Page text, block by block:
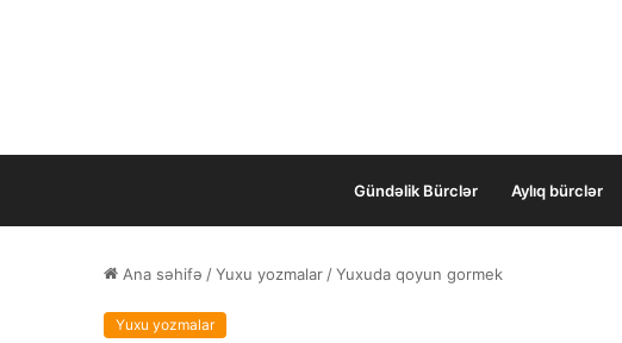
Gündəlik Bürclər Aylıq bürclər
Ana səhifə /Yuxu yozmalar /Yuxuda qoyun gormek
Yuxu yozmalar